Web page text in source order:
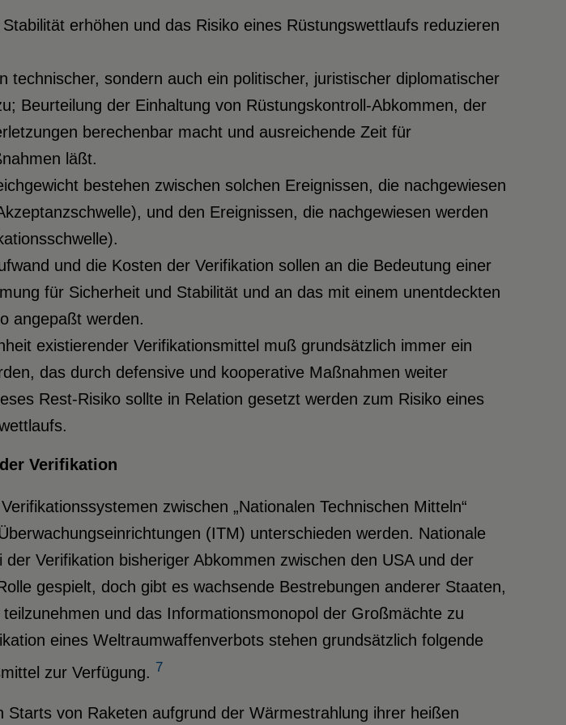
erhöhen und das Risiko eines Rüstungswettlaufs reduzieren
technischer, sondern auch ein politischer, juristischer diplomatischer
Beurteilung der Einhaltung von Rüstungskontroll-Abkommen, der
berechenbar macht und ausreichende Zeit für
läßt.
bestehen zwischen solchen Ereignissen, die nachgewiesen
und den Ereignissen, die nachgewiesen werden
und die Kosten der Verifikation sollen an die Bedeutung einer
für Sicherheit und Stabilität und an das mit einem unentdeckten
angepaßt werden.
existierender Verifikationsmittel muß grundsätzlich immer ein
das durch defensive und kooperative Maßnahmen weiter
Rest-Risiko sollte in Relation gesetzt werden zum Risiko eines
Verifikation
zwischen „Nationalen Technischen Mitteln“
(ITM) unterschieden werden. Nationale
Verifikation bisheriger Abkommen zwischen den USA und der
gespielt, doch gibt es wachsende Bestrebungen anderer Staaten,
und das Informationsmonopol der Großmächte zu
eines Weltraumwaffenverbots stehen grundsätzlich folgende
zur Verfügung. 7
Starts von Raketen aufgrund der Wärmestrahlung ihrer heißen